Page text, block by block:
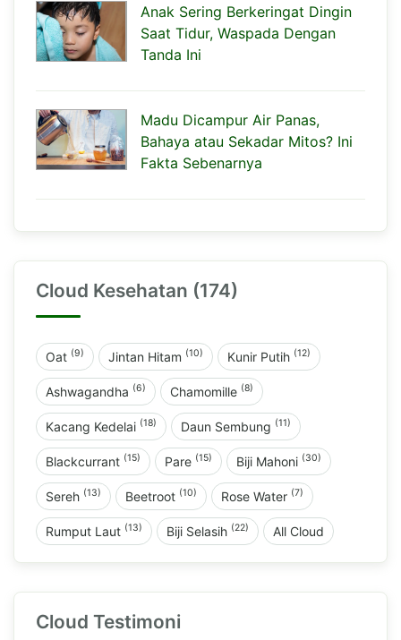
Anak Sering Berkeringat Dingin
Saat Tidur, Waspada Dengan
Tanda Ini
Madu Dicampur Air Panas,
Bahaya atau Sekadar Mitos? Ini
Fakta Sebenarnya
Cloud Kesehatan (174)
Oat (9) Jintan Hitam (10) Kunir Putih (12)
Ashwagandha (6) Chamomille (8)
Kacang Kedelai (18) Daun Sembung (11)
Blackcurrant (15) Pare (15) Biji Mahoni (30)
Sereh (13) Beetroot (10) Rose Water (7)
Rumput Laut (13) Biji Selasih (22) All Cloud
Cloud Testimoni